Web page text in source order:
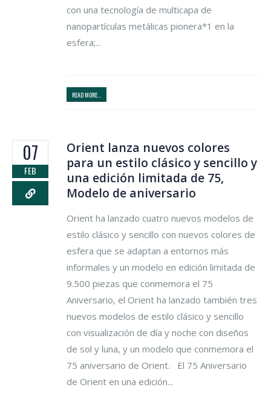
con una tecnología de multicapa de
nanopartículas metálicas pionera*1 en la
esfera;...
READ MORE...
07
FEB
Orient lanza nuevos colores
para un estilo clásico y sencillo y
una edición limitada de 75,
Modelo de aniversario
Orient ha lanzado cuatro nuevos modelos de
estilo clásico y sencillo con nuevos colores de
esfera que se adaptan a entornos más
informales y un modelo en edición limitada de
9.500 piezas que conmemora el 75
Aniversario, el Orient ha lanzado también tres
nuevos modelos de estilo clásico y sencillo
con visualización de día y noche con diseños
de sol y luna, y un modelo que conmemora el
75 aniversario de Orient. El 75 Aniversario
de Orient en una edición...